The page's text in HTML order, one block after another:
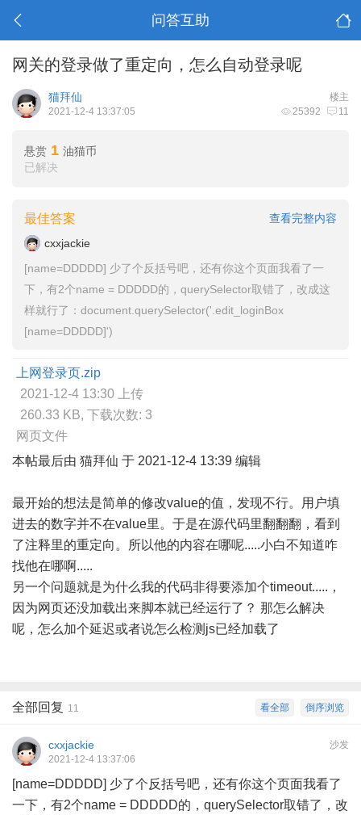
问答互助
网关的登录做了重定向，怎么自动登录呢
楼主
猫拜仙
25392 11
2021-12-4 13:37:05
悬赏 1 油猫币
已解决
查看完整内容
最佳答案
cxxjackie
[name=DDDDD] 少了个反括号吧，还有你这个页面我看了一
下，有2个name = DDDDD的，querySelector取错了，改成这
样就行了：document.querySelector('.edit_loginBox
[name=DDDDD]')
上网登录页.zip
2021-12-4 13:30 上传
260.33 KB, 下载次数: 3
网页文件
本帖最后由 猫拜仙 于 2021-12-4 13:39 编辑
最开始的想法是简单的修改value的值，发现不行。用户填
进去的数字并不在value里。于是在源代码里翻翻翻，看到
了注释里的重定向。所以他的内容在哪呢.....小白不知道咋
找他在哪啊.....
另一个问题就是为什么我的代码非得要添加个timeout.....，
因为网页还没加载出来脚本就已经运行了？ 那怎么解决
呢，怎么加个延迟或者说怎么检测js已经加载了
倒序浏览
看全部
全部回复 11
沙发
cxxjackie
2021-12-4 13:37:06
[name=DDDDD] 少了个反括号吧，还有你这个页面我看了
一下，有2个name = DDDDD的，querySelector取错了，改